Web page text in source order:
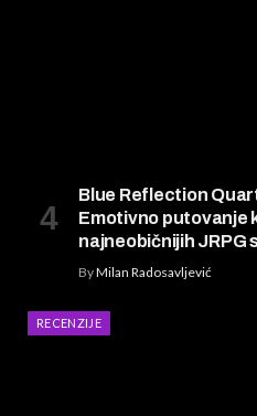
Blue Reflection
Emotivno putovanje
najneobičnijih JRPG
ByMilan Radosavljević
RECENZIJE